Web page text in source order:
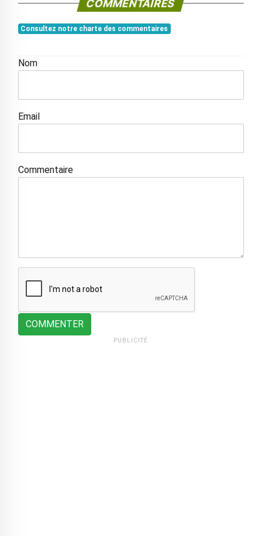
COMMENTAIRES
Consultez notre charte des commentaires
Nom
Email
Commentaire
COMMENTER
PUBLICITÉ